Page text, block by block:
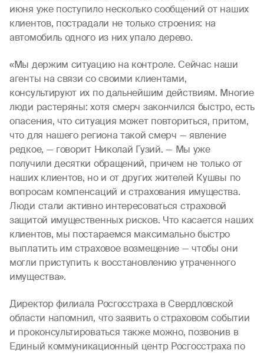
июня уже поступило несколько сообщений от наших
клиентов, пострадали не только строения: на
автомобиль одного из них упало дерево.
«Мы держим ситуацию на контроле. Сейчас наши
агенты на связи со своими клиентами,
консультируют их по дальнейшим действиям. Многие
люди растеряны: хотя смерч закончился быстро, есть
опасения, что ситуация может повториться, притом,
что для нашего региона такой смерч — явление
редкое, — говорит Николай Гузий. — Мы уже
получили десятки обращений, причем не только от
наших клиентов, но и от других жителей Кушвы по
вопросам компенсаций и страхования имущества.
Люди стали активно интересоваться страховой
защитой имущественных рисков. Что касается наших
клиентов, мы постараемся максимально быстро
выплатить им страховое возмещение — чтобы они
могли приступить к восстановлению утраченного
имущества».
Директор филиала Росгосстраха в Свердловской
области напомнил, что заявить о страховом событии
и проконсультироваться также можно, позвонив в
Единый коммуникационный центр Росгосстраха по